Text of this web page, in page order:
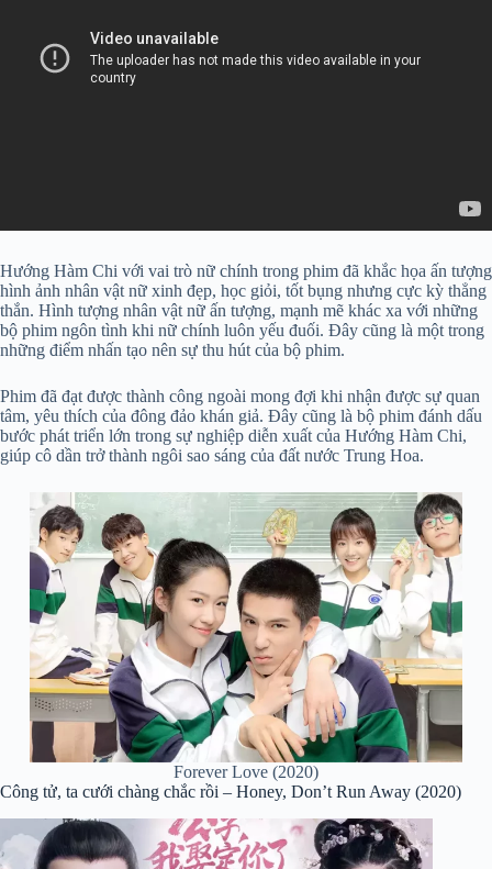
Hướng Hàm Chi với vai trò nữ chính trong phim đã khắc họa ấn tượng
hình ảnh nhân vật nữ xinh đẹp, học giỏi, tốt bụng nhưng cực kỳ thẳng
thắn. Hình tượng nhân vật nữ ấn tượng, mạnh mẽ khác xa với những
bộ phim ngôn tình khi nữ chính luôn yếu đuối. Đây cũng là một trong
những điểm nhấn tạo nên sự thu hút của bộ phim.
Phim đã đạt được thành công ngoài mong đợi khi nhận được sự quan
tâm, yêu thích của đông đảo khán giả. Đây cũng là bộ phim đánh dấu
bước phát triển lớn trong sự nghiệp diễn xuất của Hướng Hàm Chi,
giúp cô dần trở thành ngôi sao sáng của đất nước Trung Hoa.
Forever Love (2020)
Công tử, ta cưới chàng chắc rồi – Honey, Don’t Run Away (2020)